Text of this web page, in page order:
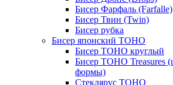
Бисер Фарфаль (Farfalle)
Бисер Твин (Twin)
Бисер рубка
Бисер японский TOHO
Бисер TOHO круглый
Бисер TOHO Treasures
формы)
Стеклярус TOHO